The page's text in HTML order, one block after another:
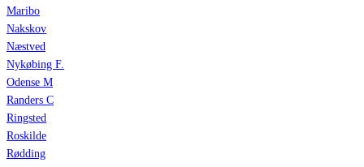
Maribo
Nakskov
Næstved
Nykøbing F.
Odense M
Randers C
Ringsted
Roskilde
Rødding